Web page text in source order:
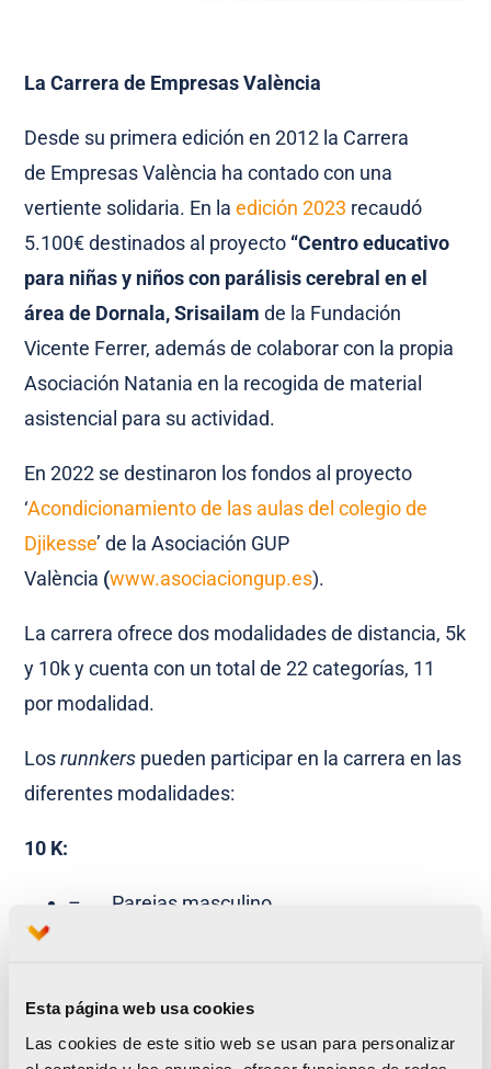
Esta página web usa cookies
Las cookies de este sitio web se usan para personalizar
La Carrera de EmpresasValència
Desde su primera edición en 2012 la Carrera
de EmpresasValència ha contado con una
vertiente solidaria. En laedición 2023 recaudó
5.100€ destinados al proyecto “Centro educativo
para niñas y niños con parálisis cerebral en el
área de Dornala, Srisailamde la Fundación
Vicente Ferrer, además de colaborar con la propia
Asociación Natania en la recogida de material
asistencial para su actividad.
En 2022 se destinaron los fondos al proyecto
‘Acondicionamiento de las aulas del colegio de
Djikesse’ de la Asociación GUP
València (www.asociaciongup.es).
La carrera ofrece dos modalidades de distancia, 5k
y 10k y cuenta con un total de 22 categorías, 11
por modalidad.
Losrunnkers pueden participar en la carrera en las
diferentes modalidades:
10 K:
– Parejas masculino
– Trio masculino
– Trio mixto